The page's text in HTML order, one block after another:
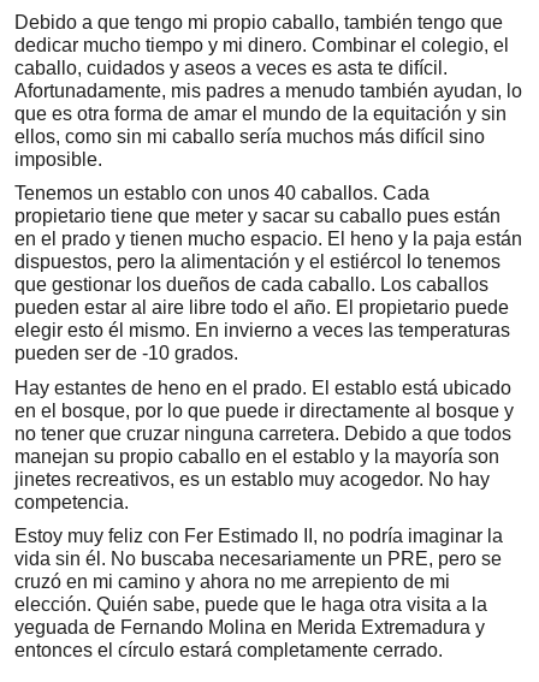
Debido a que tengo mi propio caballo, también tengo que
dedicar mucho tiempo y mi dinero. Combinar el colegio, el
caballo, cuidados y aseos a veces es asta te difícil.
Afortunadamente, mis padres a menudo también ayudan, lo
que es otra forma de amar el mundo de la equitación y sin
ellos, como sin mi caballo sería muchos más difícil sino
imposible.
Tenemos un establo con unos 40 caballos. Cada
propietario tiene que meter y sacar su caballo pues están
en el prado y tienen mucho espacio. El heno y la paja están
dispuestos, pero la alimentación y el estiércol lo tenemos
que gestionar los dueños de cada caballo. Los caballos
pueden estar al aire libre todo el año. El propietario puede
elegir esto él mismo. En invierno a veces las temperaturas
pueden ser de -10 grados.
Hay estantes de heno en el prado. El establo está ubicado
en el bosque, por lo que puede ir directamente al bosque y
no tener que cruzar ninguna carretera. Debido a que todos
manejan su propio caballo en el establo y la mayoría son
jinetes recreativos, es un establo muy acogedor. No hay
competencia.
Estoy muy feliz con Fer Estimado II, no podría imaginar la
vida sin él. No buscaba necesariamente un PRE, pero se
cruzó en mi camino y ahora no me arrepiento de mi
elección. Quién sabe, puede que le haga otra visita a la
yeguada de Fernando Molina en Merida Extremadura y
entonces el círculo estará completamente cerrado.